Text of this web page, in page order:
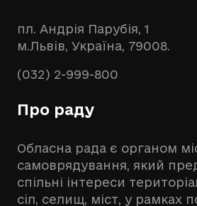
пл. Андрія Парубія, 1
м.Львів, Україна, 79008.
(032) 2-999-800
Про раду
Обласна рада є органом
самоврядування, який
спільні інтереси
сіл, селищ, міст, у рамках